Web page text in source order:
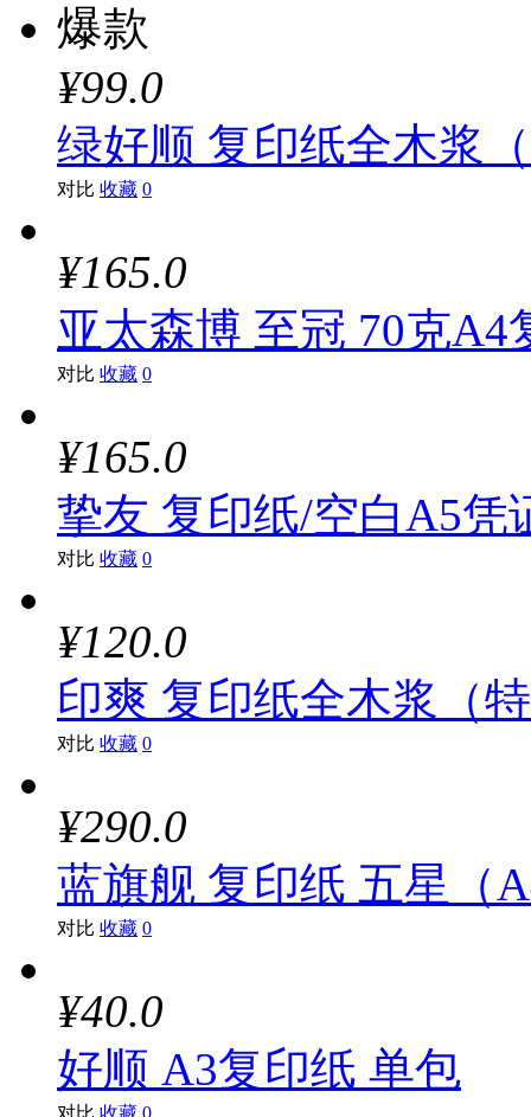
爆款
¥99.0
绿好顺 复印纸全木浆
对比 收藏 0
¥165.0
亚太森博 至冠 70克A4
对比 收藏 0
¥165.0
挚友 复印纸/空白A5凭
对比 收藏 0
¥120.0
印爽 复印纸全木浆（
对比 收藏 0
¥290.0
蓝旗舰 复印纸 五星（
对比 收藏 0
¥40.0
好顺 A3复印纸 单包
对比 收藏 0